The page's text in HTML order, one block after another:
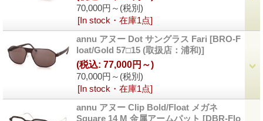
70,000円～ (税別)
[In stock・在庫1点]
annu アヌー Dot サングラス Fari [BRO-F
loat/Gold 57□15 (取扱店：浦和)]
70,000円～ (税別)
(税込: 77,000円～)
[In stock・在庫1点]
annu アヌー Clip Bold/Float メガネ
Square 14 M 金属アームパット [DBR-Flo